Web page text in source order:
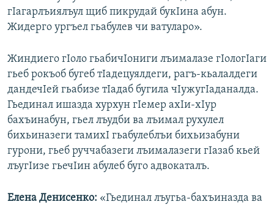
гIагарлъиялъул щиб пикрудай букIина абун.
Жидерго ургъел гьабулев чи ватуларо».
Жиндиего гIоло гьабичIониги лъималазе гIологIаги
гьеб рокъоб бугеб тIадецуялдеги, рагъ-кьалалдеги
дандечIей гьабизе тIадаб бугила чIужугIаданалда.
Гьединал ишазда хурхун гIемер ахIи-хIур
бахъинабун, гьел лъудби ва лъимал рухулел
бихьиназеги тамихI гьабулеблъи бихьизабуни
гурони, гьеб руччабазеги лъималазеги гIазаб кьей
лъугIизе гьечIин абулеб буго адвокаталъ.
Елена Денисенко: «Гьединал лъугьа-бахъиназда ва